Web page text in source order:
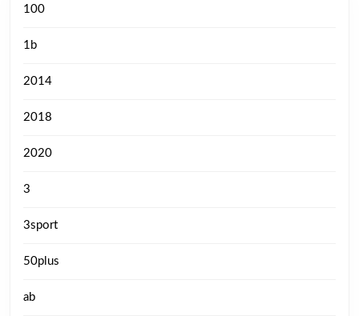
100
1b
2014
2018
2020
3
3sport
50plus
ab